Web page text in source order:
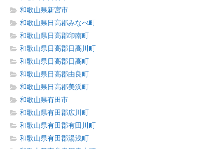
和歌山県新宮市
和歌山県日高郡みなべ町
和歌山県日高郡印南町
和歌山県日高郡日高川町
和歌山県日高郡日高町
和歌山県日高郡由良町
和歌山県日高郡美浜町
和歌山県有田市
和歌山県有田郡広川町
和歌山県有田郡有田川町
和歌山県有田郡湯浅町